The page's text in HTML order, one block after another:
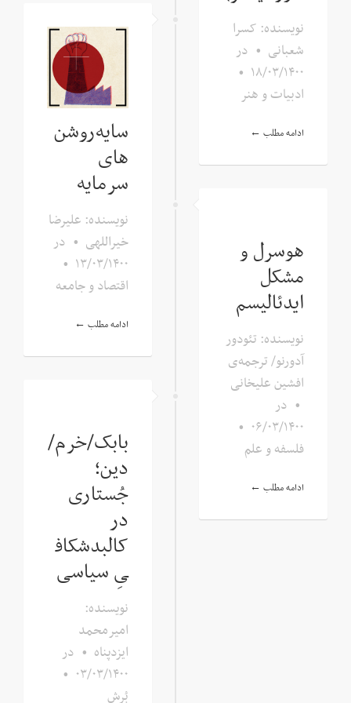
نویسنده: کسرا
شعبانی • در
۱۸/۰۳/۱۴۰۰ •
ادبیات و هنر
ادامه مطلب ← سایه‌روشن‌
های
سرمایه
نویسنده: علیرضا
خیراللهی • در
۱۳/۰۳/۱۴۰۰ •
اقتصاد و جامعه
ادامه مطلب ←
هوسرل و
مشکل
ایدئالیسم
نویسنده: تئودور
آدورنو/ ترجمه‌ی
افشین علیخانی
• در
۰۶/۰۳/۱۴۰۰ •
فلسفه و علم
ادامه مطلب ←
بابک/خرم/
دین؛
جُستاری
در
کالبدشکاف
یِ سیاسی
نویسنده:
امیرمحمد
ایزدپناه • در
۰۳/۰۳/۱۴۰۰ •
بُرِش